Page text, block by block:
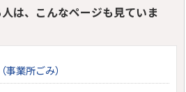
は、こんなページも見ていま
業所ごみ）